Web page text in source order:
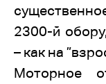
2300-й
– как на
Моторное